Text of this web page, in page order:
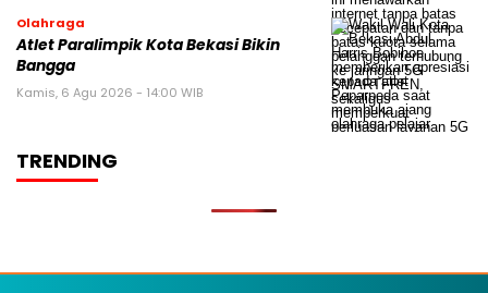
Olahraga
Atlet Paralimpik Kota Bekasi Bikin
Bangga
Kamis, 6 Agu 2026 - 14:00 WIB
TRENDING